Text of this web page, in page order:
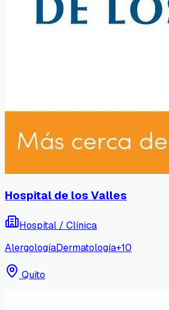
Hospital de los Valles
Hospital / Clínica
AlergologíaDermatología+10
Quito